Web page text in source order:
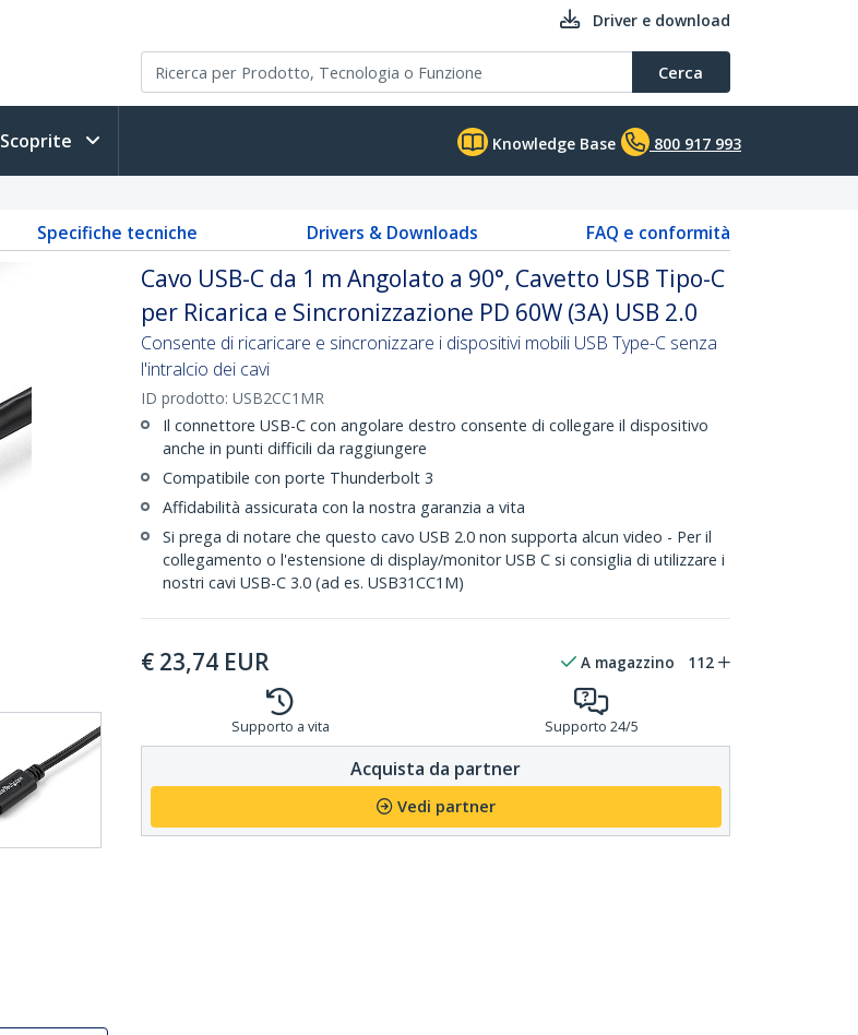
Driver e download
Cerca
Scoprite Knowledge Base 800 917 993
Specifiche tecniche Drivers & Downloads FAQ e conformità
Cavo USB-C da 1 m Angolato a 90°, Cavetto USB Tipo-C
per Ricarica e Sincronizzazione PD 60W (3A) USB 2.0
Consente di ricaricare e sincronizzare i dispositivi mobili USB Type-C senza
l'intralcio dei cavi
ID prodotto: USB2CC1MR
Il connettore USB-C con angolare destro consente di collegare il dispositivo
anche in punti difficili da raggiungere
Compatibile con porte Thunderbolt 3
Affidabilità assicurata con la nostra garanzia a vita
Si prega di notare che questo cavo USB 2.0 non supporta alcun video - Per il
collegamento o l'estensione di display/monitor USB C si consiglia di utilizzare i
nostri cavi USB-C 3.0 (ad es. USB31CC1M)
€ 23,74 EUR A magazzino 112
Supporto a vita Supporto 24/5
Acquista da partner
Vedi partner